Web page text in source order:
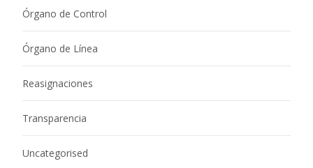
Órgano de Control
Órgano de Línea
Reasignaciones
Transparencia
Uncategorised